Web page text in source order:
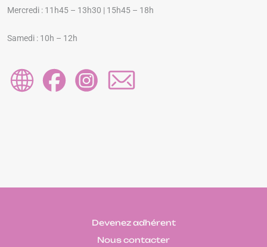
Mercredi : 11h45 – 13h30 | 15h45 – 18h
Samedi : 10h – 12h
Devenez adhérent
Nous contacter